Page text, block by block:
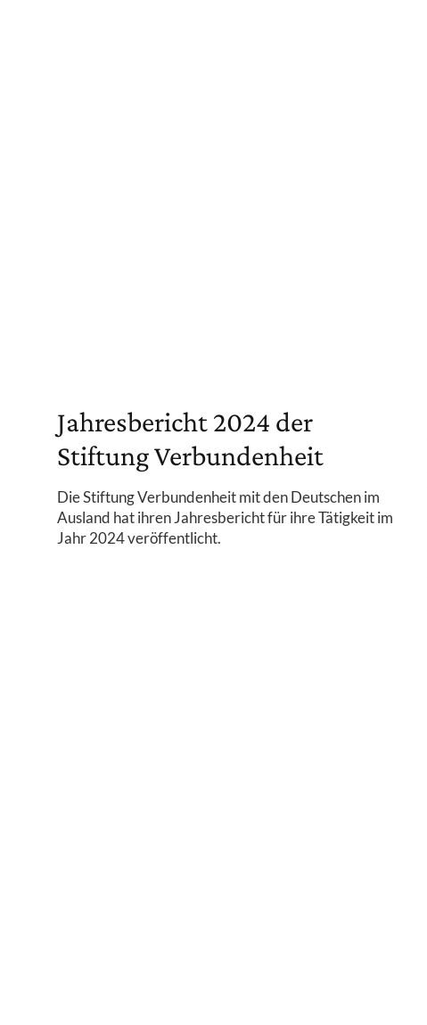
Jahresbericht 2024 der
Stiftung Verbundenheit
Die Stiftung Verbundenheit mit den Deutschen im
Ausland hat ihren Jahresbericht für ihre Tätigkeit im
Jahr 2024 veröffentlicht.